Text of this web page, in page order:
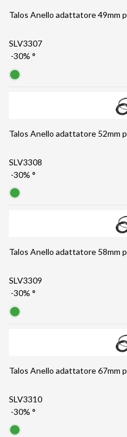
Talos Anello adattatore 49mm
SLV3307
-30% °
Talos Anello adattatore 52mm
SLV3308
-30% °
Talos Anello adattatore 58mm
SLV3309
-30% °
Talos Anello adattatore 67mm
SLV3310
-30% °